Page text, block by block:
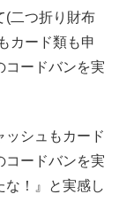
(二つ折り財布
カード類も申
コードバンを実
ッシュもカード
コードバンを実
な！』と実感し